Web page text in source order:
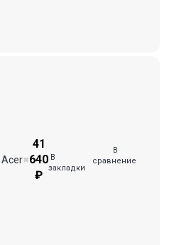
Acer✖
41
640
₽
В
закладки
В
сравнение